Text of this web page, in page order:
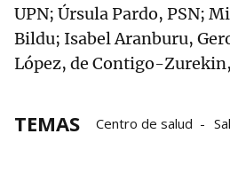
UPN; Úrsula Pardo, PSN;
Bildu; Isabel Aranburu,
López, de Contigo-Zurekin,
TEMAS Centro de salud